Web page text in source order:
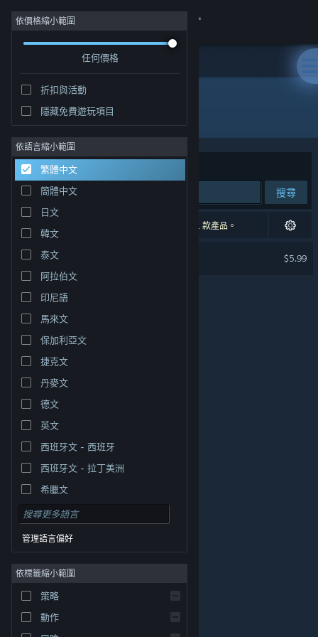
登入
社群
關於
客服
變更語言
取得 Steam 行動應用程式
檢視電腦版網頁
權人在美國與其它國家（地區）之財產。
Cookie
依價格縮小範圍
任何價格
折扣與活動
隱藏免費遊玩項目
依語言縮小範圍
繁體中文
簡體中文
日文
韓文
泰文
阿拉伯文
印尼語
馬來文
保加利亞文
捷克文
丹麥文
德文
英文
西班牙文 - 西班牙
西班牙文 - 拉丁美洲
希臘文
管理語言偏好
依標籤縮小範圍
策略
動作
開發人員: Lucy B. Locks
排序依據 相關性
搜尋
1 項相符的搜尋結果。 已根據您的偏好設定排除 1 款產品。
$5.99